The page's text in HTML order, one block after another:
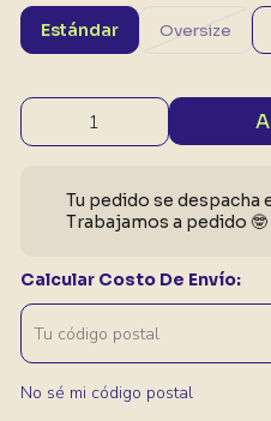
Estándar Oversize
Tu pedido se despacha
Trabajamos a pedido 🤓
Calcular Costo De Envío:
No sé mi código postal